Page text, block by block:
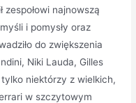
zespołowi najnowszą
i pomysły oraz
do zwiększenia
Niki Lauda, Gilles
niektórzy z wielkich,
w szczytowym